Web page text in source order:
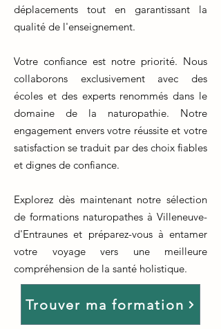
déplacements tout en garantissant la
qualité de l'enseignement.
Votre confiance est notre priorité. Nous
collaborons exclusivement avec des
écoles et des experts renommés dans le
domaine de la naturopathie. Notre
engagement envers votre réussite et votre
satisfaction se traduit par des choix fiables
et dignes de confiance.
Explorez dès maintenant notre sélection
de formations naturopathes à Villeneuve-
d'Entraunes et préparez-vous à entamer
votre voyage vers une meilleure
compréhension de la santé holistique.
Trouver ma formation